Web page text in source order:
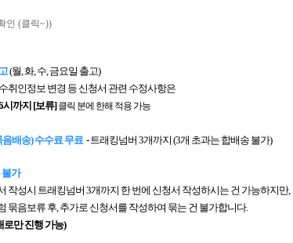
인 (클릭~))
(월, 화, 수, 금요일 출고)
취인정보 변경 등 신청서 관련 수정사항은
시까지 [보류] 클릭 분에 한해 적용 가능
배송) 수수료 무료 - 트래킹넘버 3개까지 (3개 초과는 합배송 불가)
불가
작성시 트래킹넘버 3개까지 한 번에 신청서 작성하시는 건 가능하지만,
묶음보류 후, 추가로 신청서를 작성하여 묶는 건 불가합니다.
로만 진행 가능)